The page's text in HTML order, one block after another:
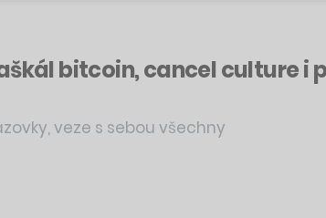
bitcoin, cancel culture i
veze s sebou všechny